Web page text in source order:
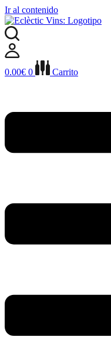
Ir al contenido
0.00€ 0 Carrito